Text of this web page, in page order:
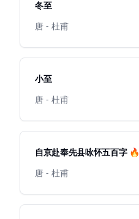
冬至
唐 - 杜甫
小至
唐 - 杜甫
自京赴奉先县咏怀五百字 🔥
唐 - 杜甫